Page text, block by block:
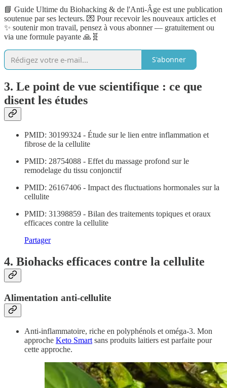
📘 Guide Ultime du Biohacking & de l'Anti-Âge est une publication
soutenue par ses lecteurs. 💌 Pour recevoir les nouveaux articles et
✨ soutenir mon travail, pensez à vous abonner — gratuitement ou
via une formule payante 🙏🧬
S'abonner
3. Le point de vue scientifique : ce que
disent les études
PMID: 30199324 - Étude sur le lien entre inflammation et
fibrose de la cellulite
PMID: 28754088 - Effet du massage profond sur le
remodelage du tissu conjonctif
PMID: 26167406 - Impact des fluctuations hormonales sur la
cellulite
PMID: 31398859 - Bilan des traitements topiques et oraux
efficaces contre la cellulite
Partager
4. Biohacks efficaces contre la cellulite
Alimentation anti-cellulite
Anti-inflammatoire, riche en polyphénols et oméga-3. Mon
approche Keto Smart sans produits laitiers est parfaite pour
cette approche.